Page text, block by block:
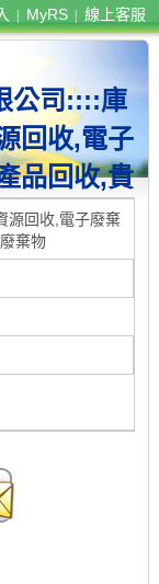
MyRS 線上客服
公司::::庫
回收,電子
品回收,貴
源回收,電子廢棄
棄物